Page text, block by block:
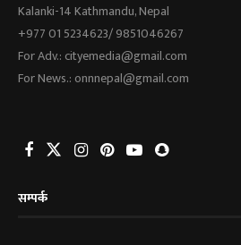
Kalanki-14 Kathmandu, Nepal
+977 01 5234623/ 9851046267
For Adv.: cityemedia@gmail.com
For News.: onnnepal@gmail.com
सम्पर्क